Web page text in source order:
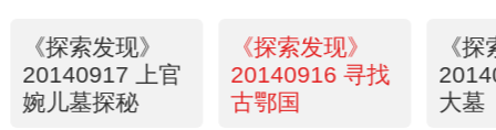
《探索发现》
20140917 上官
婉儿墓探秘
《探索发现》
20140916 寻找
古鄂国
《
大墓